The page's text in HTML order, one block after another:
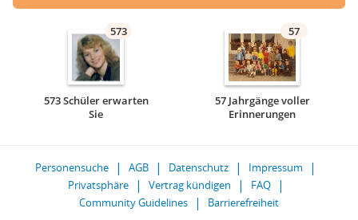
573
573 Schüler erwarten
Sie
57
57 Jahrgänge voller
Erinnerungen
Personensuche AGB Datenschutz
Impressum
Privatsphäre
Vertrag kündigen
FAQ
Community Guidelines
Barrierefreiheit